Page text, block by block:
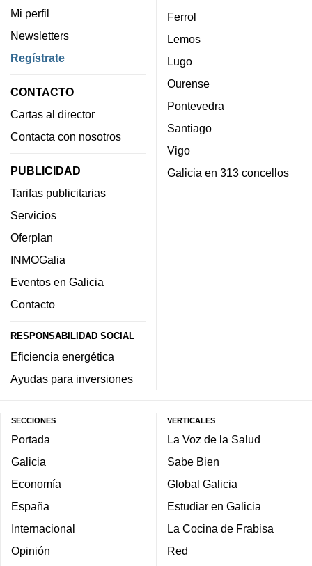
Mi perfil
Newsletters
Regístrate
CONTACTO
Cartas al director
Contacta con nosotros
PUBLICIDAD
Tarifas publicitarias
Servicios
Oferplan
INMOGalia
Eventos en Galicia
Contacto
RESPONSABILIDAD SOCIAL
Eficiencia energética
Ayudas para inversiones
Ferrol
Lemos
Lugo
Ourense
Pontevedra
Santiago
Vigo
Galicia en 313 concellos
SECCIONES
Portada
Galicia
Economía
España
Internacional
Opinión
VERTICALES
La Voz de la Salud
Sabe Bien
Global Galicia
Estudiar en Galicia
La Cocina de Frabisa
Red